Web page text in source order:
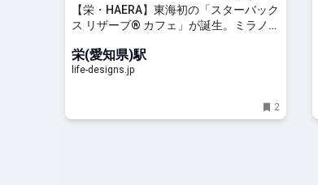
【栄・HAERA】東海初の「スターバック
ス リザーブ® カフェ」が誕生。ミラノ流
てきました｜名古屋 中区栄のカフェ・喫
茶店＞コーヒー専門店｜Life
栄(愛知県)駅
life-designs.jp
2